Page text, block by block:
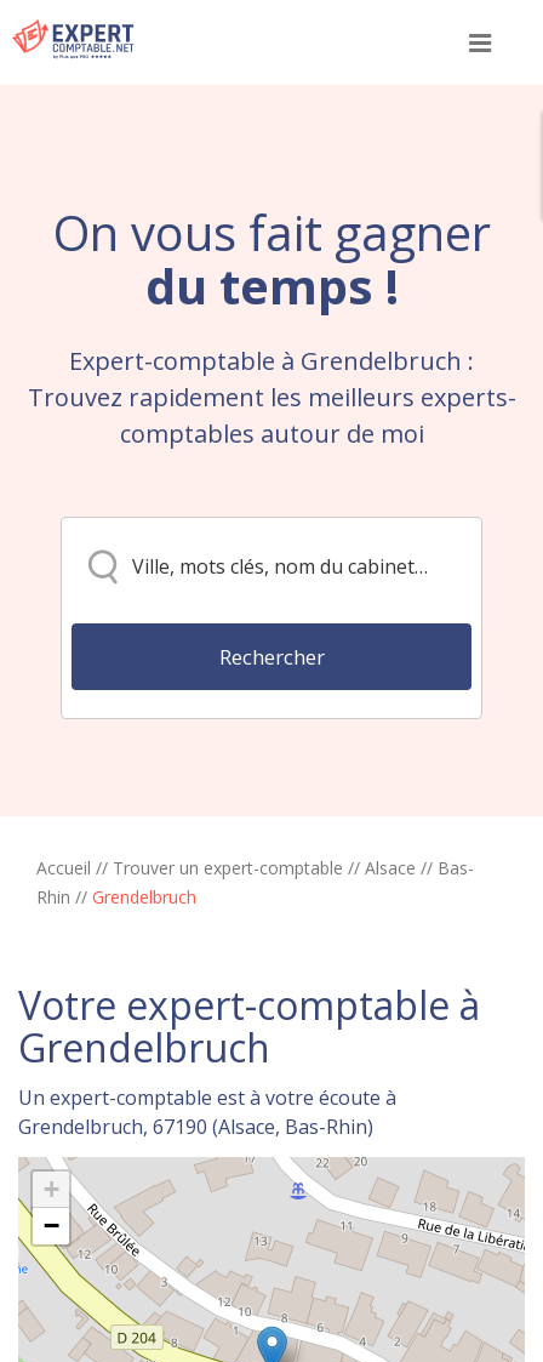
Menu
On vous fait gagner
du temps !
Expert-comptable à Grendelbruch :
Trouvez rapidement les meilleurs experts-
comptables autour de moi
Accueil // Trouver un expert-comptable // Alsace // Bas-
Rhin // Grendelbruch
Votre expert-comptable à
Grendelbruch
Un expert-comptable est à votre écoute à
Grendelbruch, 67190 (Alsace, Bas-Rhin)
+
−